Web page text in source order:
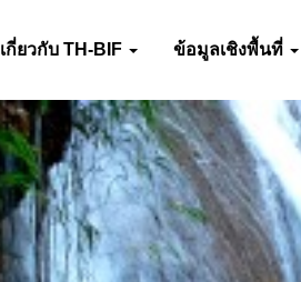
เกี่ยวกับ TH-BIF ข้อมูลเชิงพื้นที่